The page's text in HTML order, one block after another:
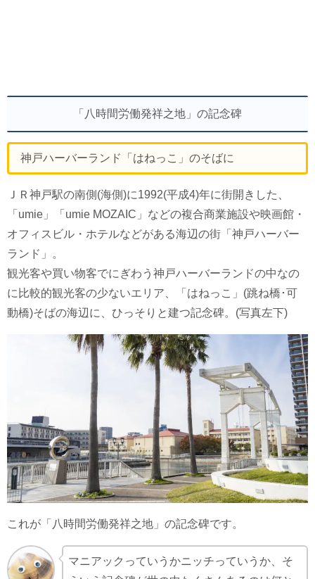
「八時間労働発祥之地」の記念碑
神戸ハーバーランド「はねっこ」のそばに
ＪＲ神戸駅の南側(海側)に1992(平成4)年に街開きした、
「umie」「umie MOZAIC」などの複合商業施設や映画館・
オフィスビル・ホテルなどがある海辺の街「神戸ハーバー
ランド」。
観光客や買い物客でにぎわう神戸ハーバーランドの中なの
に比較的観光客の少ないエリア、「はねっこ」(跳ね橋･可
動橋)そばの海辺に、ひっそりと建つ記念碑。(写真左下)
これが「八時間労働発祥之地」の記念碑です。
マニアックっていうかニッチっていうか、そ